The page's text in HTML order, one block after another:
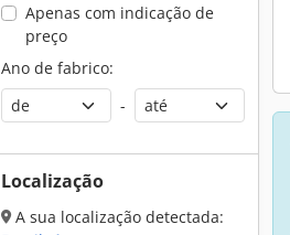
Apenas com indicação de
preço
Ano de fabrico:
-
Localização
A sua localização detectada: